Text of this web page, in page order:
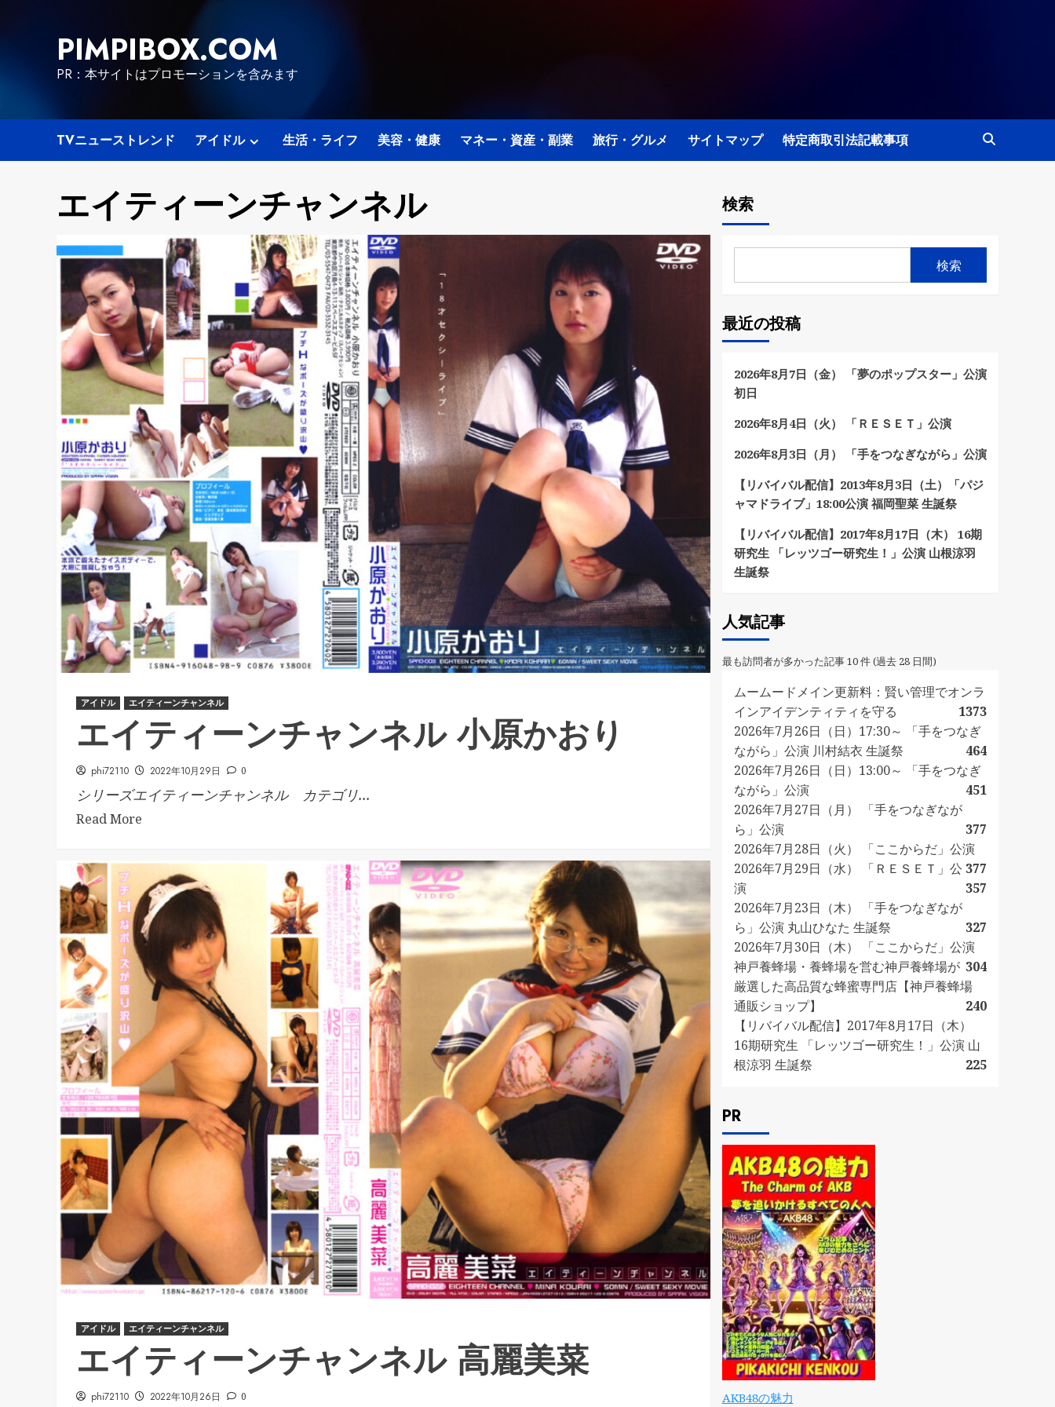
PIMPIBOX.COM
PR：本サイトはプロモーションを含みます
TVニューストレンド アイドル 生活・ライフ 美容・健康 マネー・資産・副業 旅行・グルメ サイトマップ 特定商取引法記載事項
エイティーンチャンネル
アイドル エイティーンチャンネル
エイティーンチャンネル 小原かおり
phi72110 2022年10月29日 0
シリーズエイティーンチャンネル カテゴリ...
Read More
アイドル エイティーンチャンネル
エイティーンチャンネル 高麗美菜
phi72110 2022年10月26日 0
検索
検索
最近の投稿
2026年8月7日（金） 「夢のポップスター」公演
初日
2026年8月4日（火） 「ＲＥＳＥＴ」公演
2026年8月3日（月） 「手をつなぎながら」公演
【リバイバル配信】2013年8月3日（土）「パジ
ャマドライブ」18:00公演 福岡聖菜 生誕祭
【リバイバル配信】2017年8月17日（木） 16期
研究生 「レッツゴー研究生！」公演 山根涼羽
生誕祭
人気記事
最も訪問者が多かった記事 10 件 (過去 28 日間)
ムームードメイン更新料：賢い管理でオンラ
インアイデンティティを守る
1373
2026年7月26日（日）17:30～ 「手をつなぎ
ながら」公演 川村結衣 生誕祭
464
2026年7月26日（日）13:00～ 「手をつなぎ
ながら」公演
451
2026年7月27日（月） 「手をつなぎなが
ら」公演
377
2026年7月28日（火） 「ここからだ」公演
377
2026年7月29日（水） 「ＲＥＳＥＴ」公
演
357
2026年7月23日（木） 「手をつなぎなが
ら」公演 丸山ひなた 生誕祭
327
2026年7月30日（木） 「ここからだ」公演
304
神戸養蜂場・養蜂場を営む神戸養蜂場が
厳選した高品質な蜂蜜専門店【神戸養蜂場
通販ショップ】
240
【リバイバル配信】2017年8月17日（木）
16期研究生 「レッツゴー研究生！」公演 山
根涼羽 生誕祭
225
PR
AKB48の魅力